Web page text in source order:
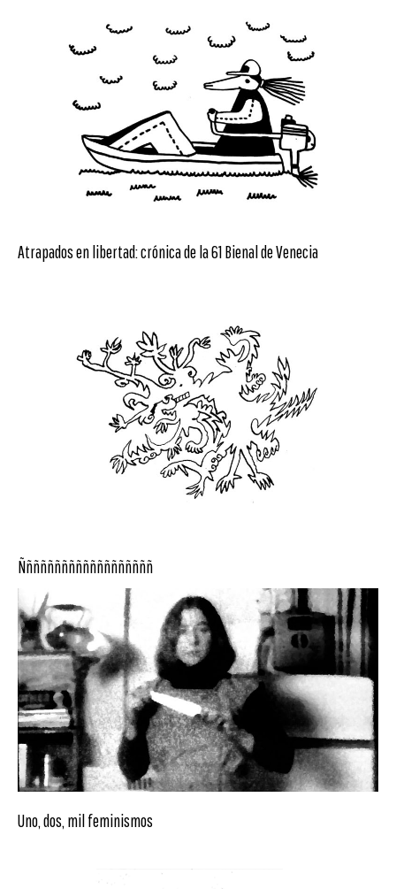
Atrapados en libertad: crónica de la 61 Bienal de Venecia
Ñññññññññññññññññññ
Uno, dos, mil feminismos